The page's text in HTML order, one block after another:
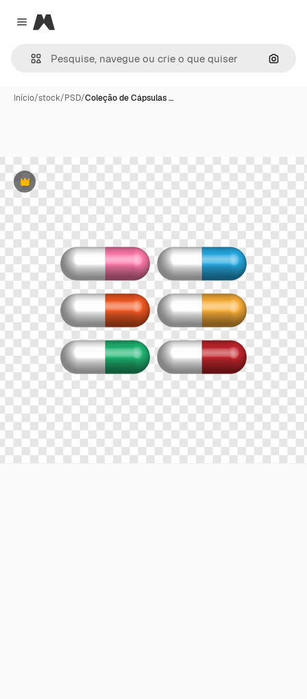
Close menu
Magnific
Início/stock/PSD/Coleção de Cápsulas …
Premium